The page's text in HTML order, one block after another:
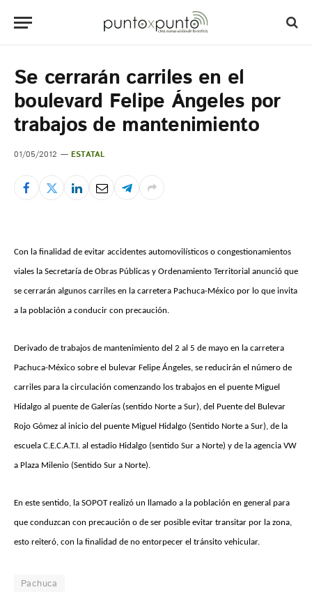
Se cerrarán carriles en el
boulevard Felipe Ángeles por
trabajos de mantenimiento
01/05/2012 ESTATAL
Con la finalidad de evitar accidentes automovilísticos o congestionamientos
viales la Secretaría de Obras Públicas y Ordenamiento Territorial anunció que
se cerrarán algunos carriles en la carretera Pachuca-México por lo que invita
a la población a conducir con precaución.
Derivado de trabajos de mantenimiento del 2 al 5 de mayo en la carretera
Pachuca-México sobre el bulevar Felipe Ángeles, se reducirán el número de
carriles para la circulación comenzando los trabajos en el puente Miguel
Hidalgo al puente de Galerías (sentido Norte a Sur), del Puente del Bulevar
Rojo Gómez al inicio del puente Miguel Hidalgo (Sentido Norte a Sur), de la
escuela C.E.C.A.T.I. al estadio Hidalgo (sentido Sur a Norte) y de la agencia VW
a Plaza Milenio (Sentido Sur a Norte).
En este sentido, la SOPOT realizó un llamado a la población en general para
que conduzcan con precaución o de ser posible evitar transitar por la zona,
esto reiteró, con la finalidad de no entorpecer el tránsito vehicular.
Pachuca